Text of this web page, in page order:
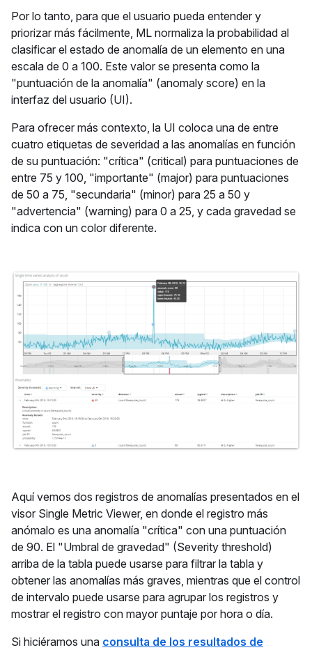
Por lo tanto, para que el usuario pueda entender y
priorizar más fácilmente, ML normaliza la probabilidad al
clasificar el estado de anomalía de un elemento en una
escala de 0 a 100. Este valor se presenta como la
"puntuación de la anomalía" (anomaly score) en la
interfaz del usuario (UI).
Para ofrecer más contexto, la UI coloca una de entre
cuatro etiquetas de severidad a las anomalías en función
de su puntuación: "crítica" (critical) para puntuaciones de
entre 75 y 100, "importante" (major) para puntuaciones
de 50 a 75, "secundaria" (minor) para 25 a 50 y
"advertencia" (warning) para 0 a 25, y cada gravedad se
indica con un color diferente.
Aquí vemos dos registros de anomalías presentados en el
visor Single Metric Viewer, en donde el registro más
anómalo es una anomalía "crítica" con una puntuación
de 90. El "Umbral de gravedad" (Severity threshold)
arriba de la tabla puede usarse para filtrar la tabla y
obtener las anomalías más graves, mientras que el control
de intervalo puede usarse para agrupar los registros y
mostrar el registro con mayor puntaje por hora o día.
Si hiciéramos una consulta de los resultados de